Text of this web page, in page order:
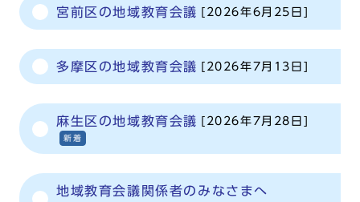
宮前区の地域教育会議 [2026年6月25日]
多摩区の地域教育会議 [2026年7月13日]
麻生区の地域教育会議 [2026年7月28日]
新着
地域教育会議関係者のみなさまへ